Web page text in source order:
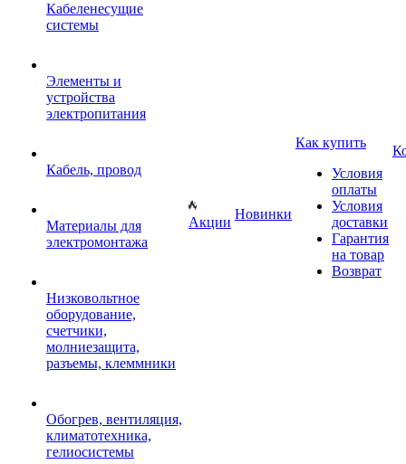
Кабеленесущие
системы
Элементы и
устройства
электропитания
Кабель, провод
Материалы для
электромонтажа
Низковольтное
оборудование,
счетчики,
молниезащита,
разъемы, клеммники
Обогрев, вентиляция,
климатотехника,
гелиосистемы
Акции
Новинки
Как купить
Условия
оплаты
Условия
доставки
Гарантия
на товар
Возврат